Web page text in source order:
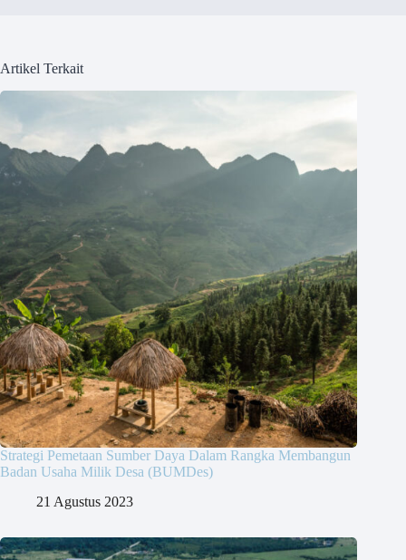
Artikel Terkait
Strategi Pemetaan Sumber Daya Dalam Rangka Membangun
Badan Usaha Milik Desa (BUMDes)
21 Agustus 2023